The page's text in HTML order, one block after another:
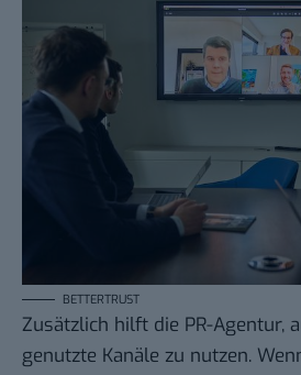
BETTERTRUST
Zusätzlich hilft die PR-Agentur,
genutzte Kanäle zu nutzen.